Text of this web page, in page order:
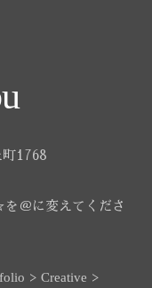
町1768
＠に変えてくださ
> Creative >